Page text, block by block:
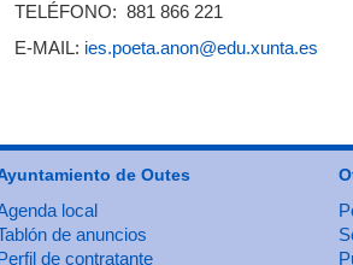
TELÉFONO: 881 866 221
E-MAIL: ies.poeta.anon@edu.xunta.es
de Outes
local
de anuncios
de contratante